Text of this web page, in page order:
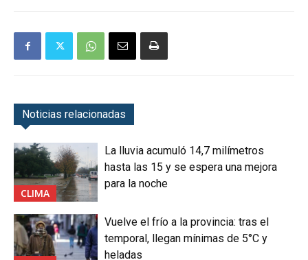
Noticias relacionadas
CLIMA
La lluvia acumuló 14,7 milímetros
hasta las 15 y se espera una mejora
para la noche
Vuelve el frío a la provincia: tras el
temporal, llegan mínimas de 5°C y
heladas